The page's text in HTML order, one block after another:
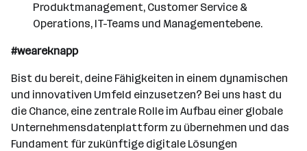
Produktmanagement, Customer Service &
Operations, IT-Teams und Managementebene.
#weareknapp
Bist du bereit, deine Fähigkeiten in einem dynamischen
und innovativen Umfeld einzusetzen? Bei uns hast du
die Chance, eine zentrale Rolle im Aufbau einer globale
Unternehmensdatenplattform zu übernehmen und das
Fundament für zukünftige digitale Lösungen